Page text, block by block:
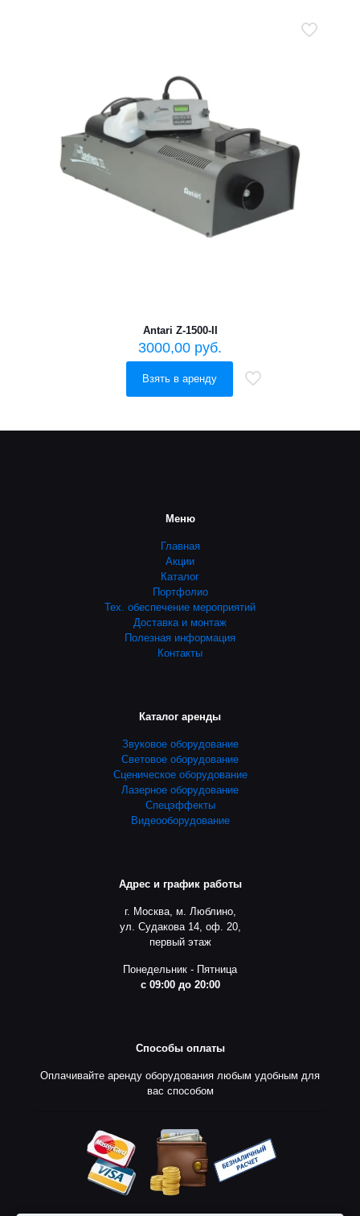
Antari Z-1500-II
3000,00 руб.
Взять в аренду
Меню
Главная
Акции
Каталог
Портфолио
Тех. обеспечение мероприятий
Доставка и монтаж
Полезная информация
Контакты
Каталог аренды
Звуковое оборудование
Световое оборудование
Сценическое оборудование
Лазерное оборудование
Спецэффекты
Видеооборудование
Адрес и график работы
г. Москва, м. Люблино,
ул. Судакова 14, оф. 20,
первый этаж
Понедельник - Пятница
с 09:00 до 20:00
Способы оплаты
Оплачивайте аренду оборудования любым удобным для
вас способом